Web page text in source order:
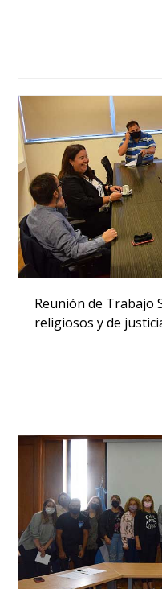
Reunión de Trabajo
religiosos y de